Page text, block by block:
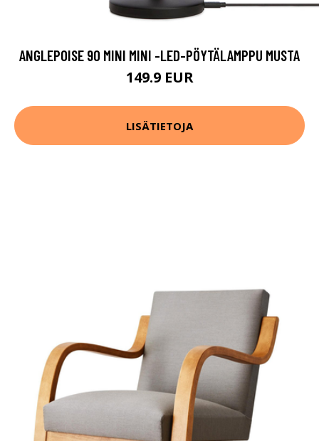
ANGLEPOISE 90 MINI MINI -LED-PÖYTÄLAMPPU MUSTA
149.9 EUR
LISÄTIETOJA